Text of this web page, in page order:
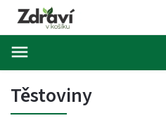
Těstoviny